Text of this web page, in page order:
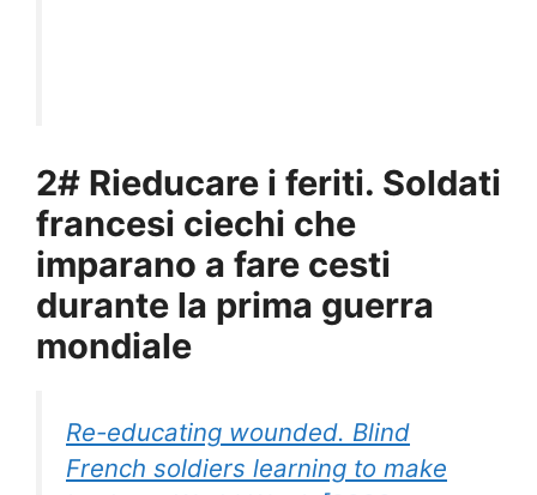
2# Rieducare i feriti. Soldati
francesi ciechi che
imparano a fare cesti
durante la prima guerra
mondiale
Re-educating wounded. Blind
French soldiers learning to make